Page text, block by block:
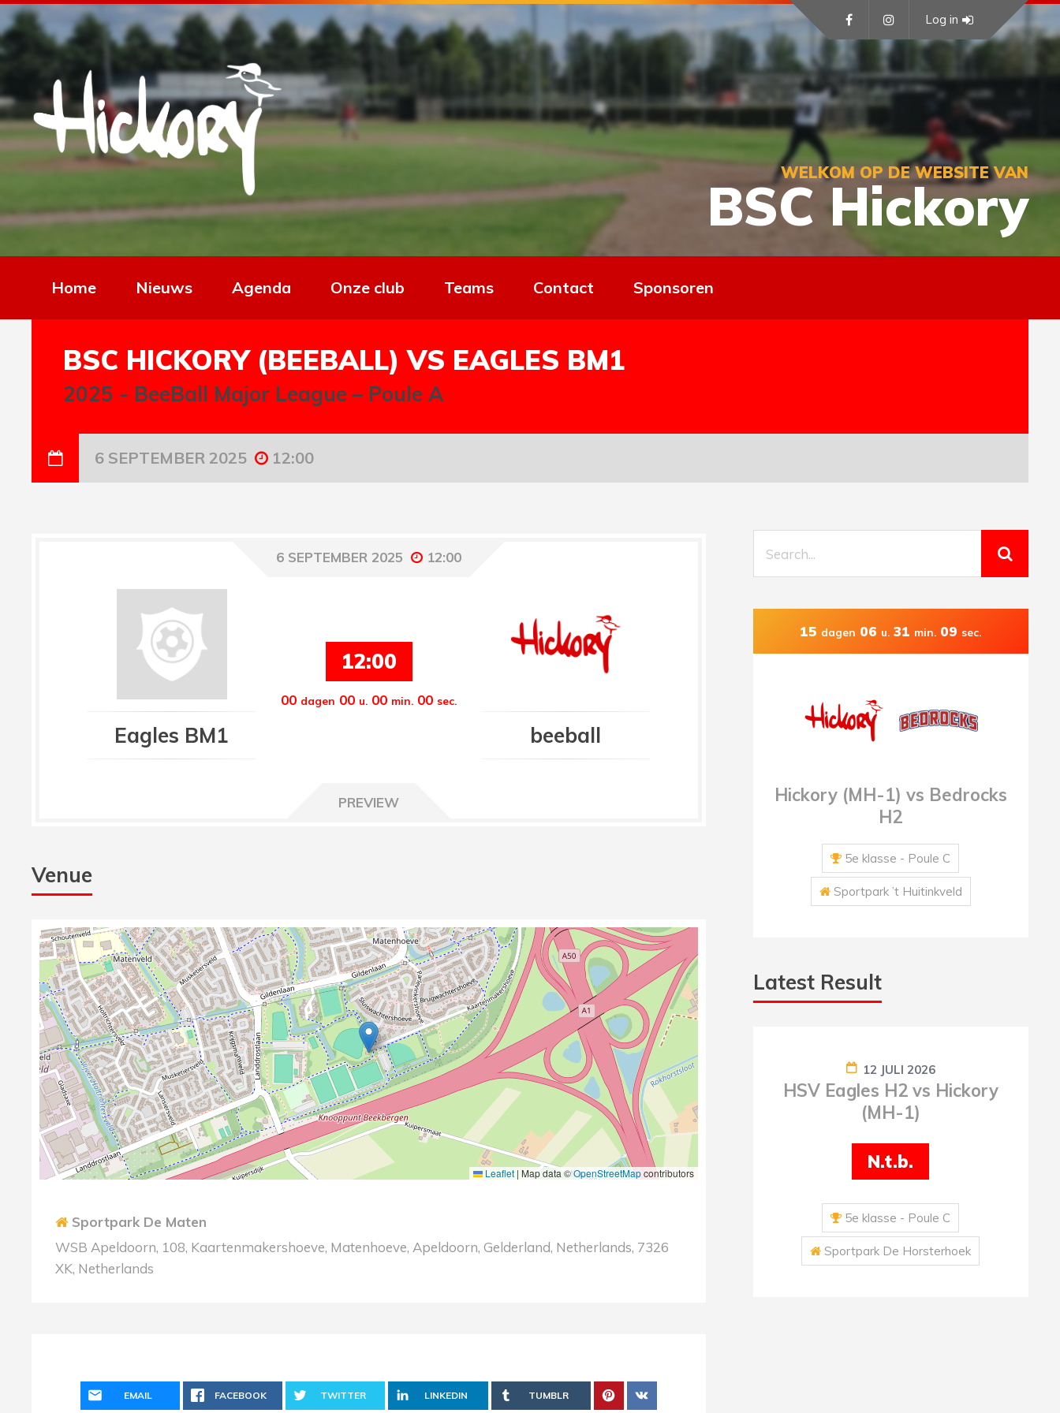
WELKOM OP DE WEBSITE VAN
BSC Hickory
Log in
Home Nieuws Agenda Onze club Teams Contact Sponsoren
BSC HICKORY (BEEBALL) VS EAGLES BM1
2025 - BeeBall Major League – Poule A
6 SEPTEMBER 2025 12:00
6 SEPTEMBER 2025 12:00
Eagles BM1
12:00
00 dagen 00 u. 00 min. 00 sec.
beeball
PREVIEW
Venue
Leaflet | Map data ©OpenStreetMapcontributors
Sportpark De Maten
WSB Apeldoorn, 108, Kaartenmakershoeve, Matenhoeve, Apeldoorn, Gelderland, Netherlands, 7326
XK, Netherlands
EMAIL FACEBOOK TWITTER LINKEDIN TUMBLR
15 dagen 06 u. 31 min. 08 sec.
Hickory (MH-1) vs Bedrocks
H2
5e klasse - Poule C
Sportpark ’t Huitinkveld
Latest Result
12 JULI 2026
HSV Eagles H2 vs Hickory
(MH-1)
N.t.b.
5e klasse - Poule C
Sportpark De Horsterhoek